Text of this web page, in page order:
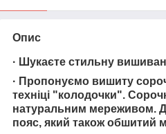
Опис
· Шукаєте стильну
· Пропонуємо вишиту
техніці "колодочки".
натуральним мереживом.
пояс, який також обшитий